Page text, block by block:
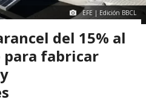
EFE | Edición BBCL
del 15% al
fabricar